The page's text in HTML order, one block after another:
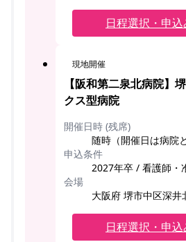
日程選択・申
現地開催
【阪和第二泉北病院】
クス型病院
開催日時 (残席)
随時（開催日は病院
申込条件
2027年卒 / 看護師・
会場
大阪府 堺市中区深井
日程選択・申